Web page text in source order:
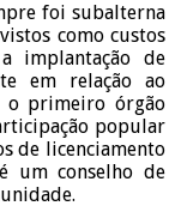
foi subalterna
como custos
implantação de
em relação ao
o primeiro órgão
popular
de licenciamento
um conselho de